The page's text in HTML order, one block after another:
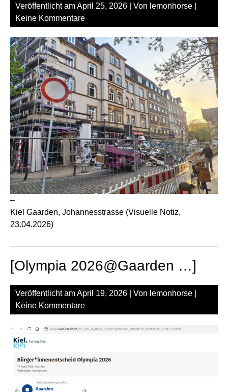
Veröffentlicht amApril 25, 2026 | Von lemonhorse
Keine Kommentare
–
Kiel Gaarden, Johannesstrasse (Visuelle Notiz,
23.04.2026)
[Olympia 2026@Gaarden …]
Veröffentlicht amApril 19, 2026 | Von lemonhorse
Keine Kommentare